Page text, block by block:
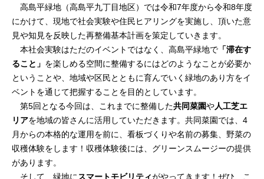
高島平緑地（高島平九丁目地区）では令和7年度から令和8年度
にかけて、現地で社会実験や住民ヒアリングを実施し、頂いた意
見や知見を反映した再整備基本計画を策定していきます。
本社会実験はただのイベントではなく、高島平緑地で 「滞在す
ること」 を楽しめる空間に整備するにはどのようなことが必要か
ということや、地域や区民とともに育んでいく緑地のあり方をイ
ベントを通じて把握することを目的としています。
第5回となる今回は、これまでに整備した共同菜園や人工芝エ
リアを地域の皆さんに活用していただきます。共同菜園では、4
月からの本格的な運用を前に、看板づくりや名前の募集、野菜の
収穫体験をします！収穫体験後には、グリーンスムージーの提供
があります。
そして、緑地に スマートモビリティがやってきます！ぜひ、こ